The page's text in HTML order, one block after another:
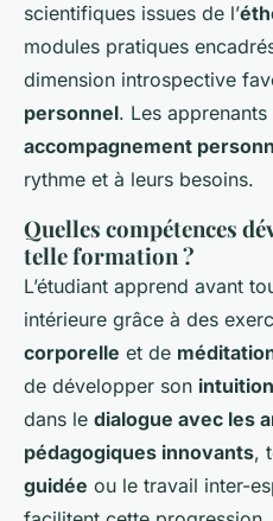
scientifiques issues de l’
modules pratiques
dimension introspective
personnel. Les
accompagnement
rythme et à leurs besoins.
Quelles compétences
telle formation ?
L’étudiant apprend avant
intérieure grâce à des
corporelle et de
de développer son intuition
dans le dialogue avec les
pédagogiques innovants,
guidée ou le travail inter-